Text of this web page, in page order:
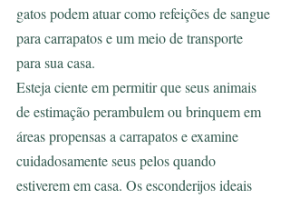
gatos podem atuar como refeições de sangue
para carrapatos e um meio de transporte
para sua casa.
Esteja ciente em permitir que seus animais
de estimação perambulem ou brinquem em
áreas propensas a carrapatos e examine
cuidadosamente seus pelos quando
estiverem em casa. Os esconderijos ideais